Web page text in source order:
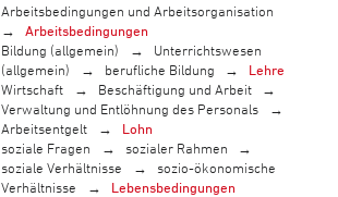
Arbeitsbedingungen und Arbeitsorganisation
Arbeitsbedingungen
Bildung (allgemein)
Unterrichtswesen
(allgemein)
berufliche Bildung
Lehre
Wirtschaft
Beschäftigung und Arbeit
Verwaltung und Entlöhnung des Personals
Arbeitsentgelt
Lohn
soziale Fragen
sozialer Rahmen
soziale Verhältnisse
sozio-ökonomische
Verhältnisse
Lebensbedingungen